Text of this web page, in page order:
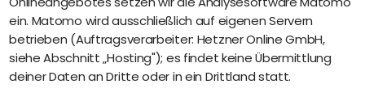
ein. Matomo wird ausschließlich auf eigenen Servern
betrieben (Auftragsverarbeiter: Hetzner Online GmbH,
siehe Abschnitt „Hosting"); es findet keine Übermittlung
deiner Daten an Dritte oder in ein Drittland statt.